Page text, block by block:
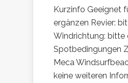
Kurzinfo Geeignet
ergänzen Revier:
Windrichtung: bitte
Spotbedingungen
Meca
keine weiteren